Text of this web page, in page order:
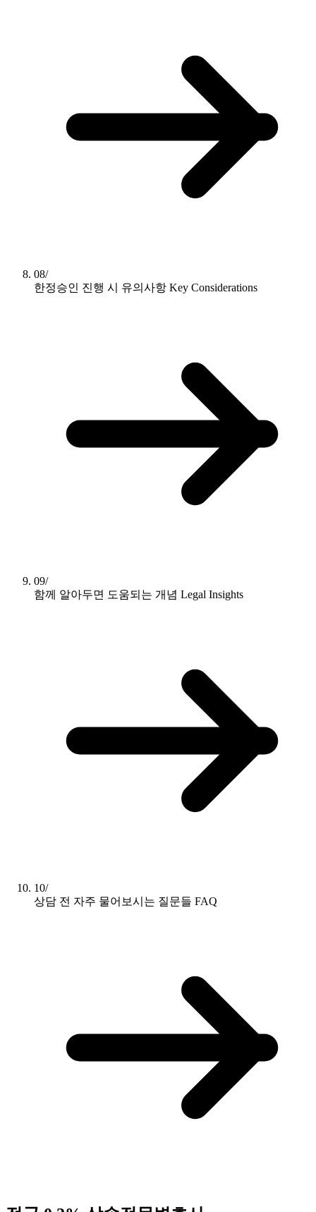
08/
한정승인 진행 시 유의사항 Key Considerations
09/
함께 알아두면 도움되는 개념 Legal Insights
10/
상담 전 자주 물어보시는 질문들 FAQ